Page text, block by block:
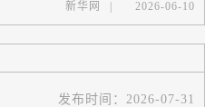
新华网 2026-06-10
发布时间： 2026-07-31